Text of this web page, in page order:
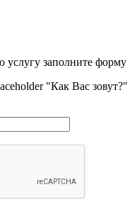
услугу заполните форму
"Как Вас зовут?"